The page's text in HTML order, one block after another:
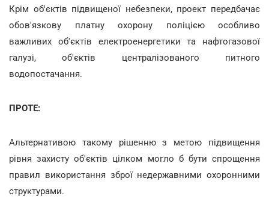
Крім об'єктів підвищеної небезпеки, проект передбачає
обов'язкову платну охорону поліцією особливо
важливих об'єктів електроенергетики та нафтогазової
галузі, об'єктів централізованого питного
водопостачання.
ПРОТЕ:
Альтернативою такому рішенню з метою підвищення
рівня захисту об'єктів цілком могло б бути спрощення
правил використання зброї недержавними охоронними
структурами.